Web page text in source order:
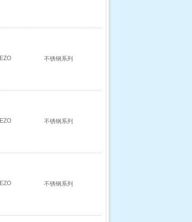
EZO 不锈钢系列
EZO 不锈钢系列
EZO 不锈钢系列